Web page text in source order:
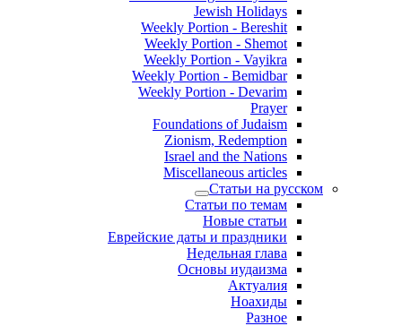
Jewish Holidays
Weekly Portion - Bereshit
Weekly Portion - Shemot
Weekly Portion - Vayikra
Weekly Portion - Bemidbar
Weekly Portion - Devarim
Prayer
Foundations of Judaism
Zionism, Redemption
Israel and the Nations
Miscellaneous articles
Статьи на русском
Статьи по темам
Новые статьи
Еврейские даты и праздники
Недельная глава
Основы иудаизма
Актуалия
Ноахиды
Разное